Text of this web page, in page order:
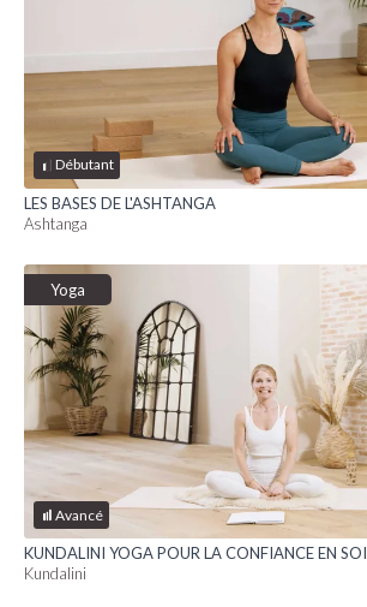
Débutant
LES BASES DE L'ASHTANGA
Ashtanga
Avancé
Yoga
KUNDALINI YOGA POUR LA CONFIANCE EN SOI
Kundalini